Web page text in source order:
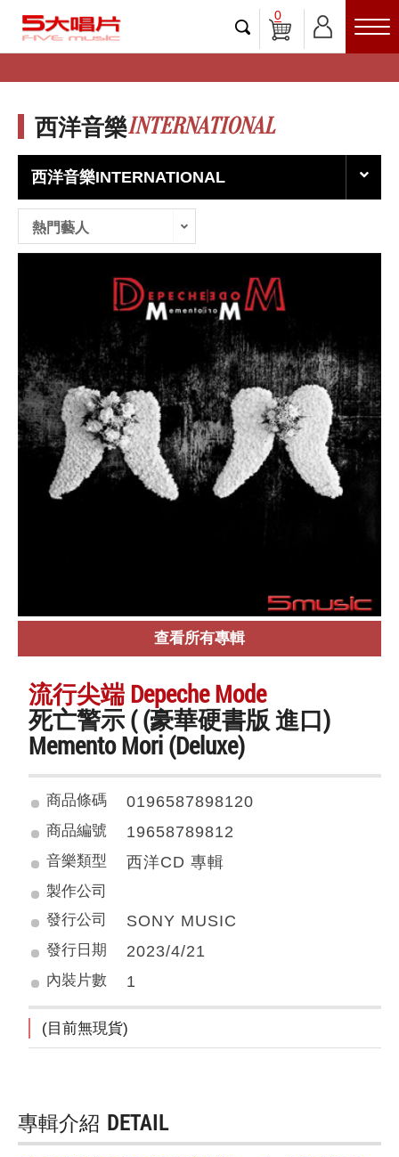
0
西洋音樂INTERNATIONAL
西洋音樂INTERNATIONAL
熱門藝人
查看所有專輯
流行尖端 Depeche Mode
死亡警示 ( (豪華硬書版 進口)
Memento Mori (Deluxe)
商品條碼 0196587898120
商品編號 19658789812
音樂類型 西洋CD 專輯
製作公司
發行公司
SONY MUSIC
發行日期 2023/4/21
內裝片數 1
(目前無現貨)
專輯介紹 DETAIL